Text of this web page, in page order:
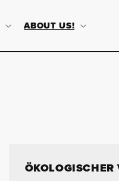
ABOUT US!
ÖKOLOGISCHER